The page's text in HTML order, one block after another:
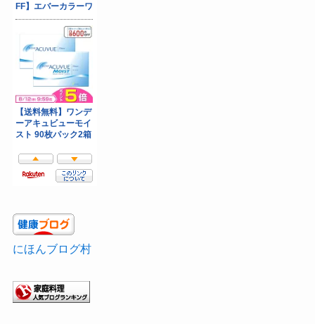
にほんブログ村